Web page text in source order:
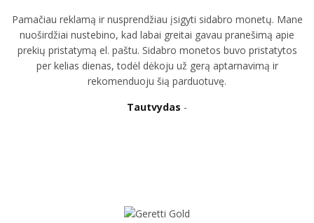
Pamačiau reklamą ir nusprendžiau įsigyti sidabro monetų. Mane
nuoširdžiai nustebino, kad labai greitai gavau pranešimą apie
prekių pristatymą el. paštu. Sidabro monetos buvo pristatytos
per kelias dienas, todėl dėkoju už gerą aptarnavimą ir
rekomenduoju šią parduotuvę.
Tautvydas